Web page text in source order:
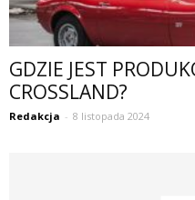
GDZIE JEST
CROSSLAND?
Redakcja - 8 listopada 2024